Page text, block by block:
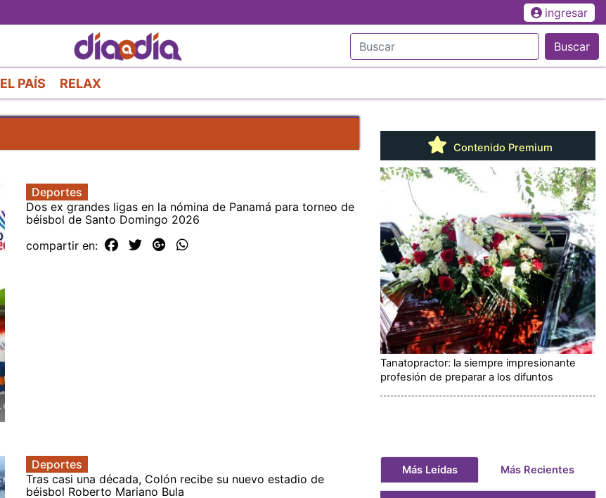
al
contenido
principal
ingresar
Buscar
EL PAÍS RELAX
Deportes
Dos ex grandes ligas en la nómina de Panamá para torneo de
béisbol de Santo Domingo 2026
compartir en:
Deportes
Tras casi una década, Colón recibe su nuevo estadio de
béisbol Roberto Mariano Bula
Contenido Premium
Tanatopractor: la siempre impresionante
profesión de preparar a los difuntos
Más Leídas Más Recientes